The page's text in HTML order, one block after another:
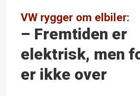
VW rygger om elbiler:
– Fremtiden er
elektrisk, men
er ikke over